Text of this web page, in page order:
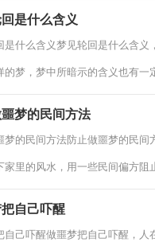
是什么含义
是什么含义梦见轮回是什么含
的梦，梦中所暗示的含义也有一
噩梦的民间方法
梦的民间方法防止做噩梦的民
家里的风水，用一些民间偏方阻
自己吓醒
自己吓醒做噩梦把自己吓醒，